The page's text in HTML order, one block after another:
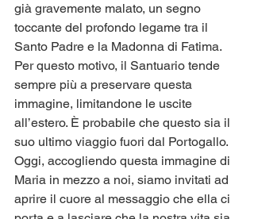
già gravemente malato, un segno
toccante del profondo legame tra il
Santo Padre e la Madonna di Fatima.
Per questo motivo, il Santuario tende
sempre più a preservare questa
immagine, limitandone le uscite
all’estero. È probabile che questo sia il
suo ultimo viaggio fuori dal Portogallo.
Oggi, accogliendo questa immagine di
Maria in mezzo a noi, siamo invitati ad
aprire il cuore al messaggio che ella ci